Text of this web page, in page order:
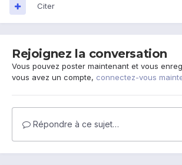
Citer
Rejoignez la conversation
Vous pouvez poster maintenant et vous
vous avez un compte, connectez-vous
Répondre à ce sujet…